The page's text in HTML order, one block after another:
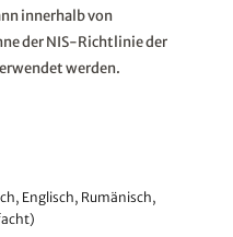
innerhalb von
der NIS-Richtlinie der
werden.
Englisch, Rumänisch,